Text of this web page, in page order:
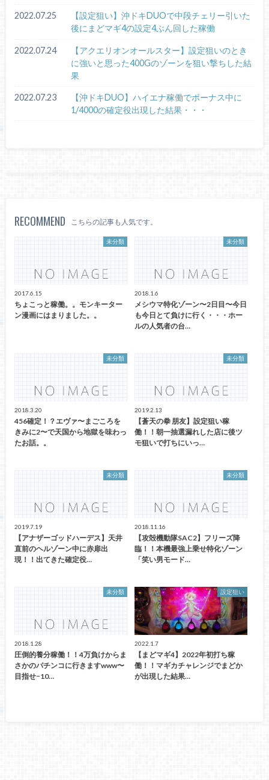
2022.07.25
【設定狙い】沖ドキDUOで中段チェリー引いた
後にまどマギ4の設定4ぶん回した稼働
2022.07.24
【アクエリオンオールスター】設定狙いのとき
に強いと思った400Gのゾーンを狙い撃ちした結
果
2022.07.23
【沖ドキDUO】ハイエナ稼働でボーナス中に
1/4000の確定役出現した結果・・・
RECOMMEND こちらの記事も人気です。
未分類
2017.6.15
ちょこっと稼働。。モンキーター
ン漫画にはまりました。。
未分類
2018.1.6
メシウマ特化ゾーン〜2日目〜今日
も今日とて負けに行く・・・ホー
ルの人気者の台…
未分類
2018.3.20
456確定！？エヴァ〜まごころを
きみに2〜で天国から地獄を味わっ
たお話。。
未分類
2019.2.13
【蒼天の拳 朋友】設定狙い稼
働！！朝一抽選漏れした店に後ツ
モ狙いで打ちにいっ…
未分類
2019.7.19
【アナザーゴッドハーデス】天井
直前のヘルゾーン中に赤扉出
現！！出てきた確定役…
未分類
2018.11.16
【攻殻機動隊SAC2】フリーズ降
臨！！本機最強上乗せ特化ゾーン
「笑い男モード…
未分類
2018.1.28
圧倒的養分稼働！！4万負けからま
さかのパチンコに行きますwww〜
目指せ−10…
設定狙い
2022.1.7
【まどマギ4】2022年初打ち稼
働！！マギカチャレンジでまどか
が出現した結果…